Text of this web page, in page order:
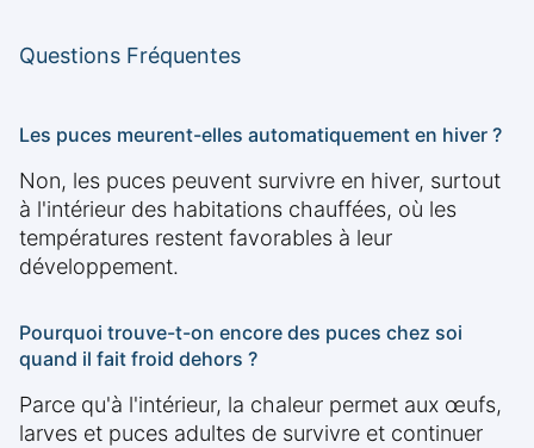
Questions Fréquentes
Les puces meurent-elles automatiquement en hiver ?
Non, les puces peuvent survivre en hiver, surtout
à l'intérieur des habitations chauffées, où les
températures restent favorables à leur
développement.
Pourquoi trouve-t-on encore des puces chez soi
quand il fait froid dehors ?
Parce qu'à l'intérieur, la chaleur permet aux œufs,
larves et puces adultes de survivre et continuer